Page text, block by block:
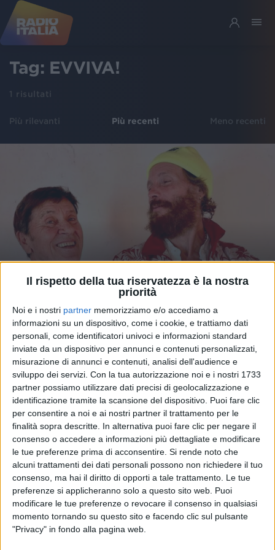
Il rispetto della tua riservatezza è la nostra
priorità
Noi e i nostri partner memorizziamo e/o accediamo a
informazioni su un dispositivo, come i cookie, e trattiamo dati
personali, come identificatori univoci e informazioni standard
inviate da un dispositivo per annunci e contenuti personalizzati,
misurazione di annunci e contenuti, analisi dell'audience e
sviluppo dei servizi. Con la tua autorizzazione noi e i nostri 1733
partner possiamo utilizzare dati precisi di geolocalizzazione e
identificazione tramite la scansione del dispositivo. Puoi fare clic
per consentire a noi e ai nostri partner il trattamento per le
finalità sopra descritte. In alternativa puoi fare clic per negare il
consenso o accedere a informazioni più dettagliate e modificare
le tue preferenze prima di acconsentire. Si rende noto che
alcuni trattamenti dei dati personali possono non richiedere il tuo
consenso, ma hai il diritto di opporti a tale trattamento. Le tue
preferenze si applicheranno solo a questo sito web. Puoi
modificare le tue preferenze o revocare il consenso in qualsiasi
momento tornando su questo sito e facendo clic sul pulsante
"Privacy" in fondo alla pagina web.
Tag: EVVIVA!
1 risultati
Più rilevanti Più recenti Meno recenti
FUORI IL 15 NOVEMBRE 07 nov 2024
Gianni Morandi e Jovanotti: dalla nuova
collaborazione nasce "L'attrazione"
Intanto, Lorenzo sta lavorando sulla "scaletta
perfetta" per il suo tour "PalaJova! 2025", di cui
Radio Italia solomusicaitaliana è radio ufficiale
diMaria Vittoria Pezzoni